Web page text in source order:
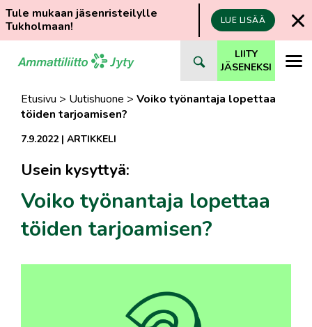
Tule mukaan jäsenristeilylle
Tukholmaan!
LUE LISÄÄ
suoraan
LIITY
JÄSENEKSI
Etusivu > Uutishuone > Voiko työnantaja lopettaa
töiden tarjoamisen?
7.9.2022| ARTIKKELI
Usein kysyttyä:
Voiko työnantaja lopettaa
töiden tarjoamisen?